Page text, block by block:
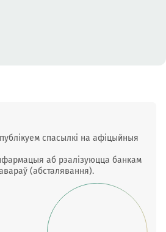
спасылкі на афіцыйныя
аб рэалізуюцца банкам
(абсталявання).